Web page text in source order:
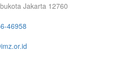
Jakarta 12760
46958